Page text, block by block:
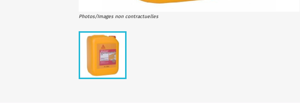
Photos/Images non contractuelles